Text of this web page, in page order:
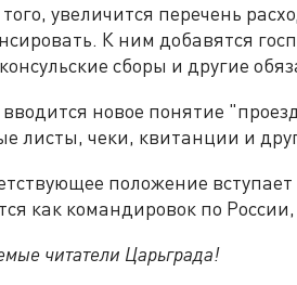
увеличится перечень
К ним добавятся
сборы и другие
новое понятие
листы, чеки, квитанции и
положение
как командировок по
читатели Царьграда!